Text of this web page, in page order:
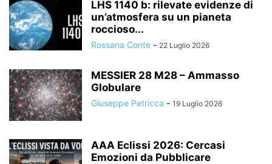
LHS 1140 b: rilevate evidenze di
un’atmosfera su un pianeta
roccioso...
Rossana Conte - 22 Luglio 2026
MESSIER 28 M28 – Ammasso
Globulare
Giuseppe Petricca - 19 Luglio 2026
AAA Eclissi 2026: Cercasi
Emozioni da Pubblicare